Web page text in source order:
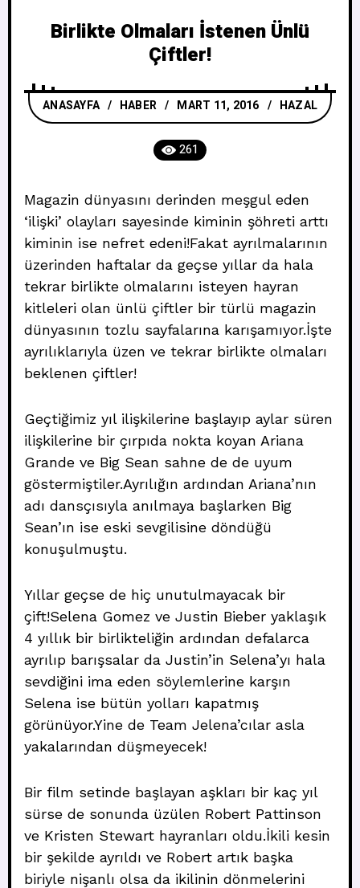
Birlikte Olmaları İstenen Ünlü
Çiftler!
ANASAYFA/ HABER MART 11, 2016 HAZAL
261
Magazin dünyasını derinden meşgul eden
‘ilişki’ olayları sayesinde kiminin şöhreti arttı
kiminin ise nefret edeni!Fakat ayrılmalarının
üzerinden haftalar da geçse yıllar da hala
tekrar birlikte olmalarını isteyen hayran
kitleleri olan ünlü çiftler bir türlü magazin
dünyasının tozlu sayfalarına karışamıyor.İşte
ayrılıklarıyla üzen ve tekrar birlikte olmaları
beklenen çiftler!
Geçtiğimiz yıl ilişkilerine başlayıp aylar süren
ilişkilerine bir çırpıda nokta koyan Ariana
Grande ve Big Sean sahne de de uyum
göstermiştiler.Ayrılığın ardından Ariana’nın
adı dansçısıyla anılmaya başlarken Big
Sean’ın ise eski sevgilisine döndüğü
konuşulmuştu.
Yıllar geçse de hiç unutulmayacak bir
çift!Selena Gomez ve Justin Bieber yaklaşık
4 yıllık bir birlikteliğin ardından defalarca
ayrılıp barışsalar da Justin’in Selena’yı hala
sevdiğini ima eden söylemlerine karşın
Selena ise bütün yolları kapatmış
görünüyor.Yine de Team Jelena’cılar asla
yakalarından düşmeyecek!
Bir film setinde başlayan aşkları bir kaç yıl
sürse de sonunda üzülen Robert Pattinson
ve Kristen Stewart hayranları oldu.İkili kesin
bir şekilde ayrıldı ve Robert artık başka
biriyle nişanlı olsa da ikilinin dönmelerini